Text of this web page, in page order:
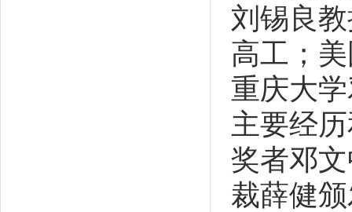
刘锡良
高工；
重庆大
主要经
奖者邓
裁薛健